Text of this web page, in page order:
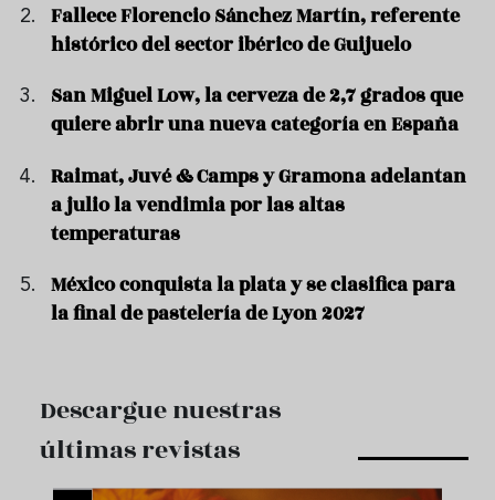
Fallece Florencio Sánchez Martín, referente
histórico del sector ibérico de Guijuelo
San Miguel Low, la cerveza de 2,7 grados que
quiere abrir una nueva categoría en España
Raimat, Juvé & Camps y Gramona adelantan
a julio la vendimia por las altas
temperaturas
México conquista la plata y se clasifica para
la final de pastelería de Lyon 2027
Descargue nuestras
últimas revistas